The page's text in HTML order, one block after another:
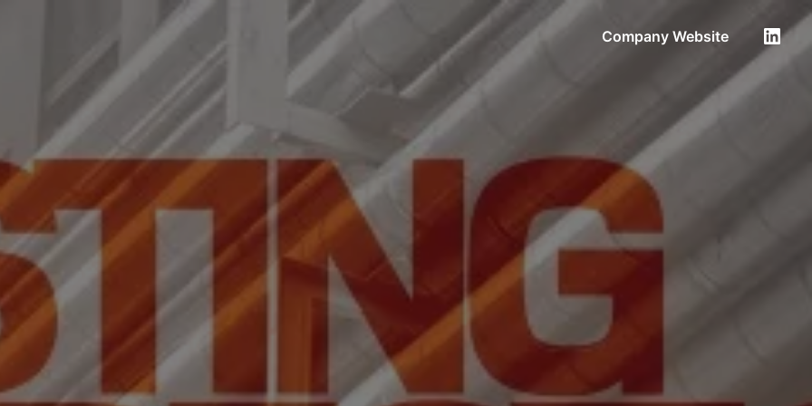
Company Website